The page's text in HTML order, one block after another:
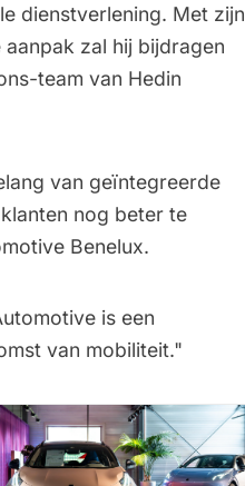
dienstverlening. Met zijn
zal hij bijdragen
team van Hedin
van geïntegreerde
nog beter te
Benelux.
is een
van mobiliteit."